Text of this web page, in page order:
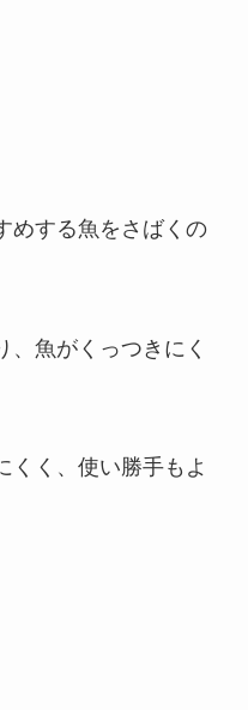
めする魚をさばくの
、魚がくっつきにく
くく、使い勝手もよ